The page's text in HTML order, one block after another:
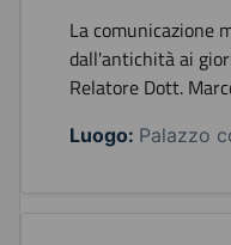
La comunicazione
dall'antichità ai
Relatore Dott.
Luogo: Palazzo